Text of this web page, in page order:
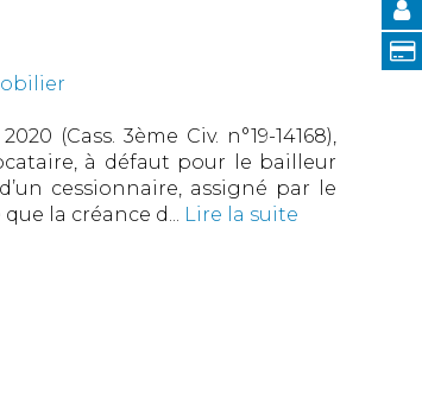
(Cass. 3ème Civ. n°19-14168),
à défaut pour le bailleur
cessionnaire, assigné par le
la créance d... Lire la suite